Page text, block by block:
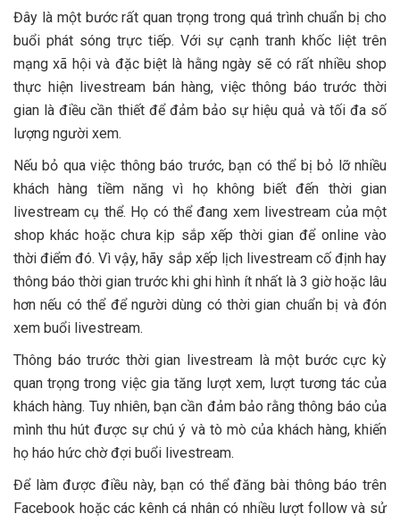
Đây là một bước rất quan trọng trong quá trình chuẩn bị cho
buổi phát sóng trực tiếp. Với sự cạnh tranh khốc liệt trên
mạng xã hội và đặc biệt là hằng ngày sẽ có rất nhiều shop
thực hiện livestream bán hàng, việc thông báo trước thời
gian là điều cần thiết để đảm bảo sự hiệu quả và tối đa số
lượng người xem.
Nếu bỏ qua việc thông báo trước, bạn có thể bị bỏ lỡ nhiều
khách hàng tiềm năng vì họ không biết đến thời gian
livestream cụ thể. Họ có thể đang xem livestream của một
shop khác hoặc chưa kịp sắp xếp thời gian để online vào
thời điểm đó. Vì vậy, hãy sắp xếp lịch livestream cố định hay
thông báo thời gian trước khi ghi hình ít nhất là 3 giờ hoặc lâu
hơn nếu có thể để người dùng có thời gian chuẩn bị và đón
xem buổi livestream.
Thông báo trước thời gian livestream là một bước cực kỳ
quan trọng trong việc gia tăng lượt xem, lượt tương tác của
khách hàng. Tuy nhiên, bạn cần đảm bảo rằng thông báo của
mình thu hút được sự chú ý và tò mò của khách hàng, khiến
họ háo hức chờ đợi buổi livestream.
Để làm được điều này, bạn có thể đăng bài thông báo trên
Facebook hoặc các kênh cá nhân có nhiều lượt follow và sử